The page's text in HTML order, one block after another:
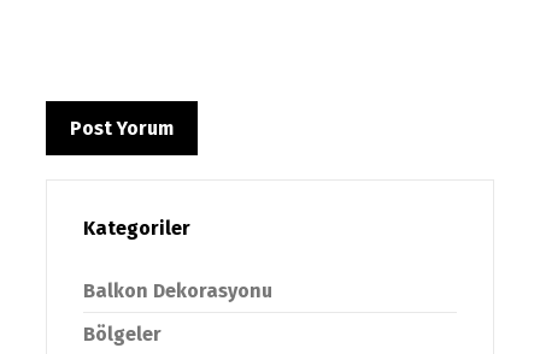
Kategoriler
Balkon Dekorasyonu
Bölgeler